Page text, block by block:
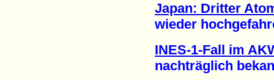
Japan: Dritter
wieder
INES-1-Fall im
nachträglich